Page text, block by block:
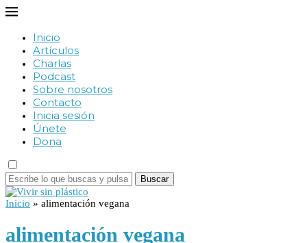
Inicio
Artículos
Charlas
Podcast
Sobre nosotros
Contacto
Inicia sesión
Únete
Dona
Buscar
Inicio » alimentación vegana
alimentación vegana